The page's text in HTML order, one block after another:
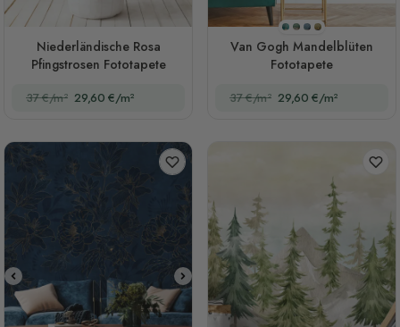
Niederländische Rosa
Pfingstrosen Fototapete
37 €/m² 29,60 €/m²
Stil 1
Stil 2
Stil 3
Stil 4
Van Gogh Mandelblüten
Fototapete
37 €/m² 29,60 €/m²